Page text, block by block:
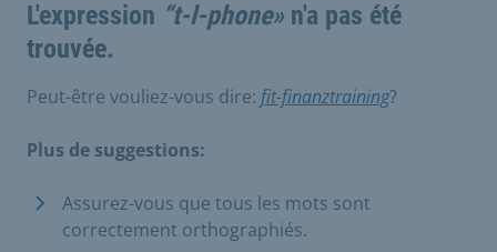
L'expression “t-l-phone» n'a pas été
trouvée.
Peut-être vouliez-vous dire: fit-finanztraining?
Plus de suggestions:
Assurez-vous que tous les mots sont
correctement orthographiés.